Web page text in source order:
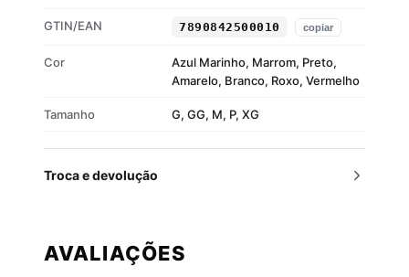
GTIN/EAN 7890842500010 copiar
Cor
Azul Marinho, Marrom, Preto,
Amarelo, Branco, Roxo, Vermelho
Tamanho G, GG, M, P, XG
Troca e devolução
AVALIAÇÕES